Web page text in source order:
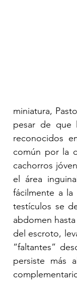
miniatura,
pesar de que
reconocidos
común por la
cachorros
el área
fácilmente a
testículos se
abdomen
del escroto,
“faltantes”
persiste más